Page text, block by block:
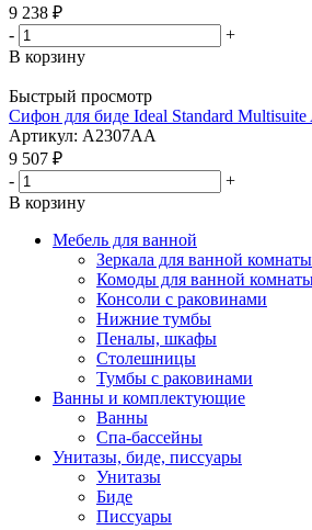
9 238 ₽
-
+
В корзину
Быстрый просмотр
Сифон для биде Ideal Standard
Артикул: A2307AA
9 507 ₽
-
+
В корзину
Мебель для ванной
Зеркала для ванной комнаты
Комоды для ванной
Консоли с раковинами
Нижние тумбы
Пеналы, шкафы
Столешницы
Тумбы с раковинами
Ванны и комплектующие
Ванны
Спа-бассейны
Унитазы, биде, писсуары
Унитазы
Биде
Писсуары